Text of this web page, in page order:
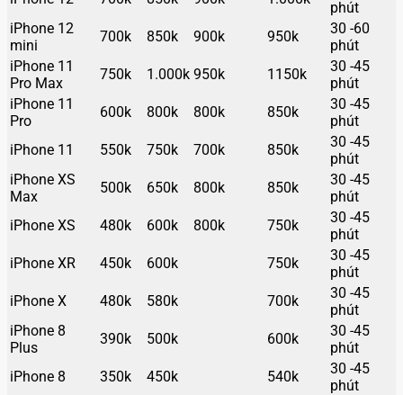
phút
iPhone 12
mini
700k 850k 900k 950k
30 -60
phút
iPhone 11
Pro Max
750k 1.000k 950k 1150k
30 -45
phút
iPhone 11
Pro
600k 800k 800k 850k
30 -45
phút
iPhone 11
550k 750k 700k 850k
30 -45
phút
iPhone XS
Max
500k 650k 800k 850k
30 -45
phút
iPhone XS
480k 600k 800k 750k
30 -45
phút
iPhone XR
450k 600k 750k
30 -45
phút
iPhone X
480k 580k 700k
30 -45
phút
iPhone 8
Plus
390k 500k 600k
30 -45
phút
iPhone 8
350k 450k 540k
30 -45
phút